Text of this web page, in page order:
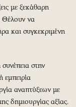
με ξεκάθαρη
Θέλουν να
και συγκεκριμένη
στην
εμπειρία
αναπτύξεων με
δημιουργίας αξίας.